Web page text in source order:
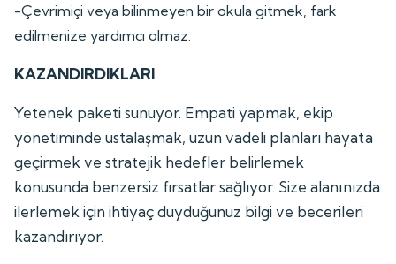
-Çevrimiçi veya bilinmeyen bir okula gitmek, fark
edilmenize yardımcı olmaz.
KAZANDIRDIKLARI
Yetenek paketi sunuyor. Empati yapmak, ekip
yönetiminde ustalaşmak, uzun vadeli planları hayata
geçirmek ve stratejik hedefler belirlemek
konusunda benzersiz fırsatlar sağlıyor. Size alanınızda
ilerlemek için ihtiyaç duyduğunuz bilgi ve becerileri
kazandırıyor.